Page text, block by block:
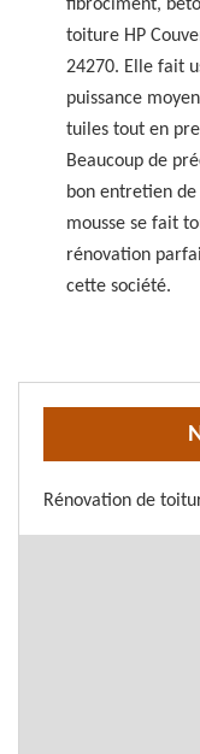
fibrociment,
toiture HP
24270. Elle fait
puissance
tuiles tout en
Beaucoup de
bon entretien de
mousse se fait
rénovation
cette société.
Rénovation de